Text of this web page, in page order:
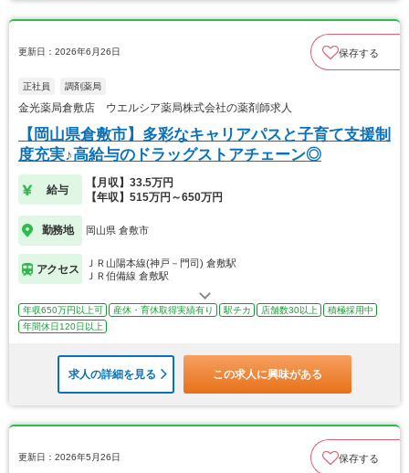
更新日：2026年6月26日 保存する
正社員 調剤薬局
金光薬局倉敷店 ウエルシア薬局株式会社の薬剤師求人
【岡山県倉敷市】多彩なキャリアパスと子育て支援制
度充実♪高給与のドラッグストアチェーン◎
給与
【月収】33.5万円
【年収】515万円～650万円
勤務地 岡山県 倉敷市
アクセス
ＪＲ山陽本線(神戸－門司) 倉敷駅
ＪＲ伯備線 倉敷駅
年収650万円以上可 産休・育休取得実績有り 駅チカ 店舗数30以上
積極採用中
年間休日120日以上
求人の詳細を見る この求人に興味がある
更新日：2026年5月26日 保存する